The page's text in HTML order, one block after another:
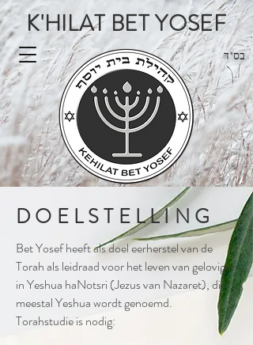
בס"ד
K'HILAT BET YOSEF
DOELSTELLING
Bet Yosef heeft als doel eerherstel van de
Torah als leidraad voor het leven van gelovigen
in Yeshua haNotsri (Jezus van Nazaret), die
meestal Yeshua wordt genoemd.
Torahstudie is nodig: